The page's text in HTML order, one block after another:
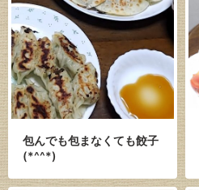
包んでも包まなくても餃子
(*^^*)